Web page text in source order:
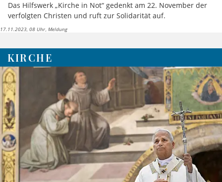
Das Hilfswerk „Kirche in Not“ gedenkt am 22. November der
verfolgten Christen und ruft zur Solidarität auf.
17.11.2023, 08 Uhr Meldung
KIRCHE